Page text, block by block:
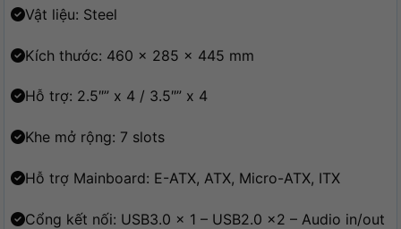
Vật liệu: Steel
Kích thước: 460 x 285 x 445 mm
Hỗ trợ: 2.5″” x 4 / 3.5″” x 4
Khe mở rộng: 7 slots
Hỗ trợ Mainboard: E-ATX, ATX, Micro-ATX, ITX
Cổng kết nối: USB3.0 x 1 – USB2.0 x2 – Audio in/out